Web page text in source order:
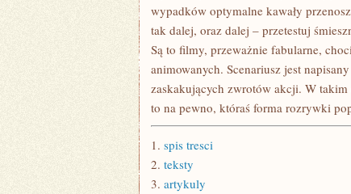
wypadków optymalne kawały
tak dalej, oraz dalej – przetestuj
Są to filmy, przeważnie fabularne,
animowanych. Scenariusz jest
zaskakujących zwrotów akcji. W
to na pewno, któraś forma rozrywki
1. spis tresci
2. teksty
3. artykuly